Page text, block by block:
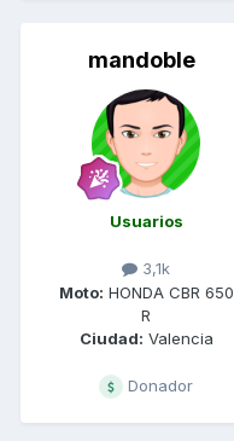
mandoble
Usuarios
3,1k
Moto: HONDA CBR 650
R
Ciudad: Valencia
Donador